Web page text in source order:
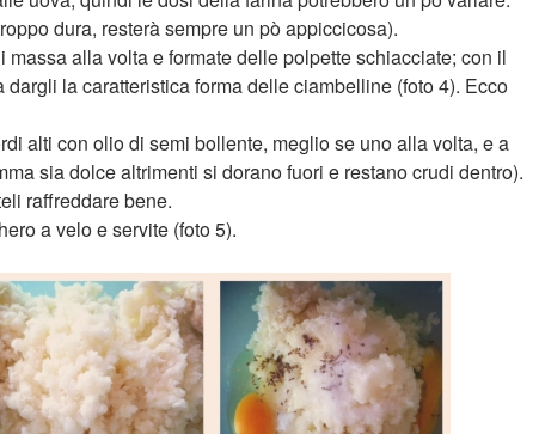
dura, resterà sempre un pò appiccicosa).
alla volta e formate delle polpette schiacciate; con il
la caratteristica forma delle ciambelline (foto 4). Ecco
alti con olio di semi bollente, meglio se uno alla volta, e a
sia dolce altrimenti si dorano fuori e restano crudi dentro).
raffreddare bene.
a velo e servite (foto 5).